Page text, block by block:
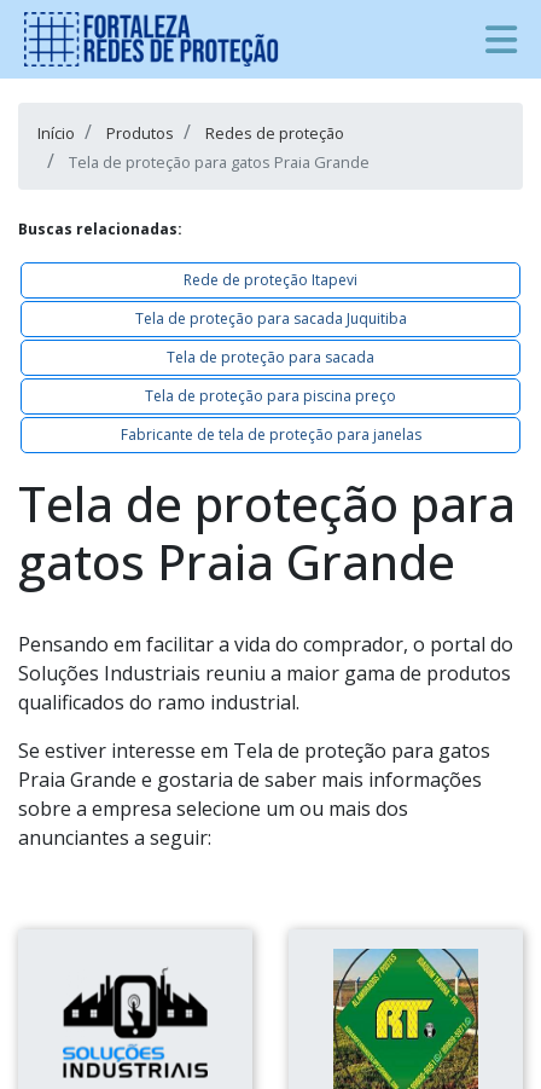
Início Produtos
Redes de proteção
Tela de proteção para gatos Praia Grande
Buscas relacionadas:
Rede de proteção Itapevi
Tela de proteção para sacada Juquitiba
Tela de proteção para sacada
Tela de proteção para piscina preço
Fabricante de tela de proteção para janelas
Tela de proteção para
gatos Praia Grande
Pensando em facilitar a vida do comprador, o portal do
Soluções Industriais reuniu a maior gama de produtos
qualificados do ramo industrial.
Se estiver interesse em Tela de proteção para gatos
Praia Grande e gostaria de saber mais informações
sobre a empresa selecione um ou mais dos
anunciantes a seguir: